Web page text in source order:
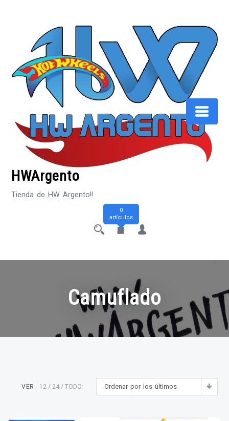
HWArgento
Tienda de HW Argento!!
0
artículos
Camuflado
Ordenar por los últimos
VER: 12 24 TODO: